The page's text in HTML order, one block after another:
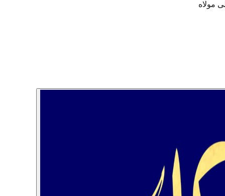
مولاه